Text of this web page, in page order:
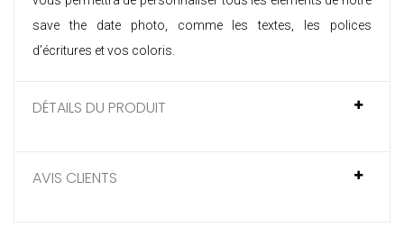
save the date photo , comme les textes, les polices
d’écritures et vos coloris.
DÉTAILS DU PRODUIT
AVIS CLIENTS